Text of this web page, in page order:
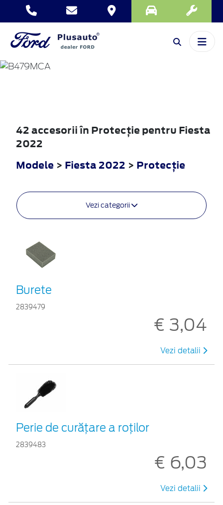
FIESTA
42 accesorii în Protecţie pentru Fiesta
2022
Modele > Fiesta 2022 > Protecţie
Vezi categorii
Burete
2839479
€ 3,04
Vezi detalii
Perie de curățare a roților
2839483
€ 6,03
Vezi detalii